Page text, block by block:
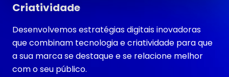
Criatividade
Desenvolvemos estratégias digitais inovadoras
que combinam tecnologia e criatividade para que
a sua marca se destaque e se relacione melhor
com o seu público.